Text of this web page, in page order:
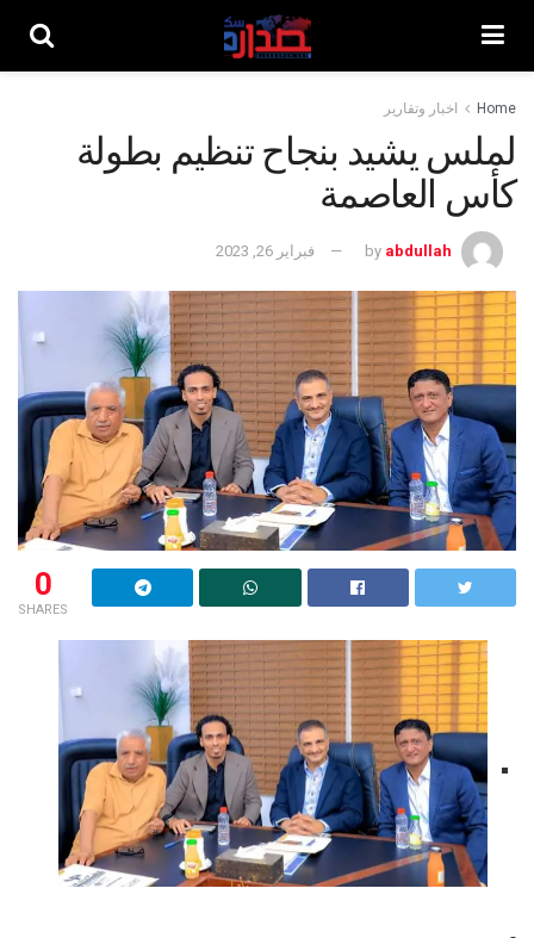
Home اخبار وتقارير
لملس يشيد بنجاح تنظيم بطولة
كأس العاصمة
by abdullah فبراير 26, 2023
0
SHARES